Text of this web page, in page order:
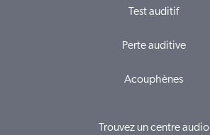
Test auditif
Perte auditive
Acouphènes
Trouvez un centre audio